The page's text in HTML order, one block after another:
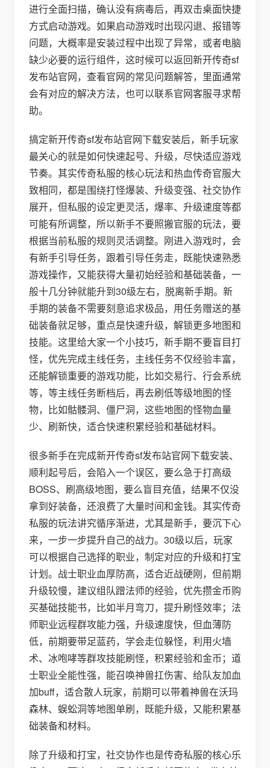
进行全面扫描，确认没有病毒后，再双击桌面快捷
方式启动游戏。如果启动游戏时出现闪退、报错等
问题，大概率是安装过程中出现了异常，或者电脑
缺少必要的运行组件，这时候可以返回新开传奇sf
发布站官网，查看官网的常见问题解答，里面通常
会有对应的解决方法，也可以联系官网客服寻求帮
助。
搞定新开传奇sf发布站官网下载安装后，新手玩家
最关心的就是如何快速起号、升级，尽快适应游戏
节奏。其实传奇私服的核心玩法和热血传奇官服大
致相同，都是围绕打怪爆装、升级变强、社交协作
展开，但私服的设定更灵活，爆率、升级速度等都
可能有所调整，所以新手不要照搬官服的玩法，要
根据当前私服的规则灵活调整。刚进入游戏时，会
有新手引导任务，跟着引导任务走，既能快速熟悉
游戏操作，又能获得大量初始经验和基础装备，一
般十几分钟就能升到30级左右，脱离新手期。新
手期的装备不需要刻意追求极品，用任务赠送的基
础装备就足够，重点是快速升级，解锁更多地图和
技能。这里给大家一个小技巧，新手期不要盲目打
怪，优先完成主线任务，主线任务不仅经验丰富，
还能解锁重要的游戏功能，比如交易行、行会系统
等，等主线任务断档后，再去刷低等级地图的怪
物，比如骷髅洞、僵尸洞，这些地图的怪物血量
少、刷新快，适合快速积累经验和基础材料。
很多新手在完成新开传奇sf发布站官网下载安装、
顺利起号后，会陷入一个误区，要么急于打高级
BOSS、刷高级地图，要么盲目充值，结果不仅没
拿到好装备，还浪费了大量时间和金钱。其实传奇
私服的玩法讲究循序渐进，尤其是新手，要沉下心
来，一步一步提升自己的战力。30级以后，玩家
可以根据自己选择的职业，制定对应的升级和打宝
计划。战士职业血厚防高，适合近战硬刚，但前期
升级较慢，建议组队蹭法师的经验，优先攒金币购
买基础技能书，比如半月弯刀，提升刷怪效率；法
师职业远程群攻能力强，升级速度快，但血薄防
低，前期要带足蓝药，学会走位躲怪，利用火墙
术、冰咆哮等群攻技能刷怪，积累经验和金币；道
士职业全能性强，能召唤神兽扛伤害、给队友加血
加buff，适合散人玩家，前期可以带着神兽在沃玛
森林、蜈蚣洞等地图单刷，既能升级，又能积累基
础装备和材料。
除了升级和打宝，社交协作也是传奇私服的核心乐